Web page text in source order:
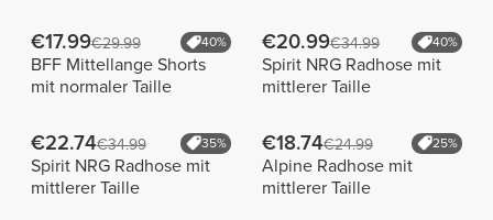
€17.99€29.99 40%
BFF Mittellange Shorts
mit normaler Taille
€20.99€34.99 40%
Spirit NRG Radhose mit
mittlerer Taille
€22.74€34.99 35%
Spirit NRG Radhose mit
mittlerer Taille
€18.74€24.99 25%
Alpine Radhose mit
mittlerer Taille